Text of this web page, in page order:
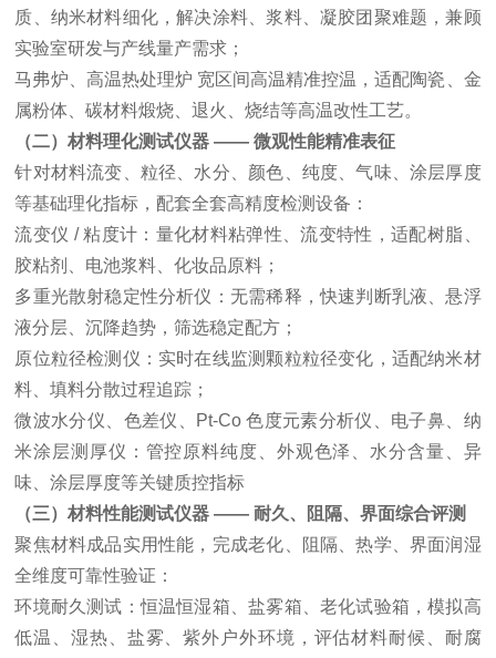
质、纳米材料细化，解决涂料、浆料、凝胶团聚难题，兼顾
实验室研发与产线量产需求；
马弗炉 、高温热处理炉 宽区间高温精准控温，适配陶瓷、金
属粉体、碳材料煅烧、退火、烧结等高温改性工艺。
（二）材料理化测试仪器 —— 微观性能精准表征
针对材料流变、粒径、水分、颜色、纯度、气味、涂层厚度
等基础理化指标，配套全套高精度检测设备：
流变仪 / 粘度计：量化材料粘弹性、流变特性，适配树脂、
胶粘剂、电池浆料、化妆品原料；
多重光散射稳定性分析仪：无需稀释，快速判断乳液、悬浮
液分层、沉降趋势，筛选稳定配方；
原位粒径检测仪 ：实时在线监测颗粒粒径变化，适配纳米材
料、填料分散过程追踪；
微波水分仪 、色差仪、Pt-Co 色度元素分析仪、电子鼻、纳
米涂层测厚仪：管控原料纯度、外观色泽、水分含量、异
味、涂层厚度等关键质控指标
（三）材料性能测试仪器 —— 耐久、阻隔、界面综合评测
聚焦材料成品实用性能，完成老化、阻隔、热学、界面润湿
全维度可靠性验证：
环境耐久测试：恒温恒湿箱、盐雾箱 、老化试验箱，模拟高
低温、湿热、盐雾、紫外户外环境，评估材料耐候、耐腐